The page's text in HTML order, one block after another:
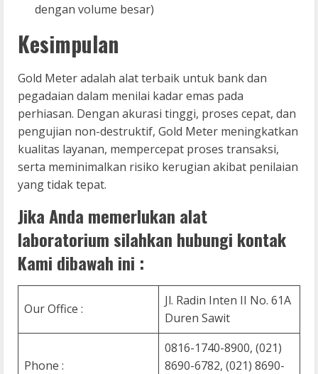
dengan volume besar)
Kesimpulan
Gold Meter adalah alat terbaik untuk bank dan
pegadaian dalam menilai kadar emas pada
perhiasan. Dengan akurasi tinggi, proses cepat, dan
pengujian non-destruktif, Gold Meter meningkatkan
kualitas layanan, mempercepat proses transaksi,
serta meminimalkan risiko kerugian akibat penilaian
yang tidak tepat.
Jika Anda memerlukan alat
laboratorium silahkan hubungi kontak
Kami dibawah ini :
Our Office :
Jl. Radin Inten II No. 61A
Duren Sawit
Phone :
0816-1740-8900, (021)
8690-6782, (021) 8690-